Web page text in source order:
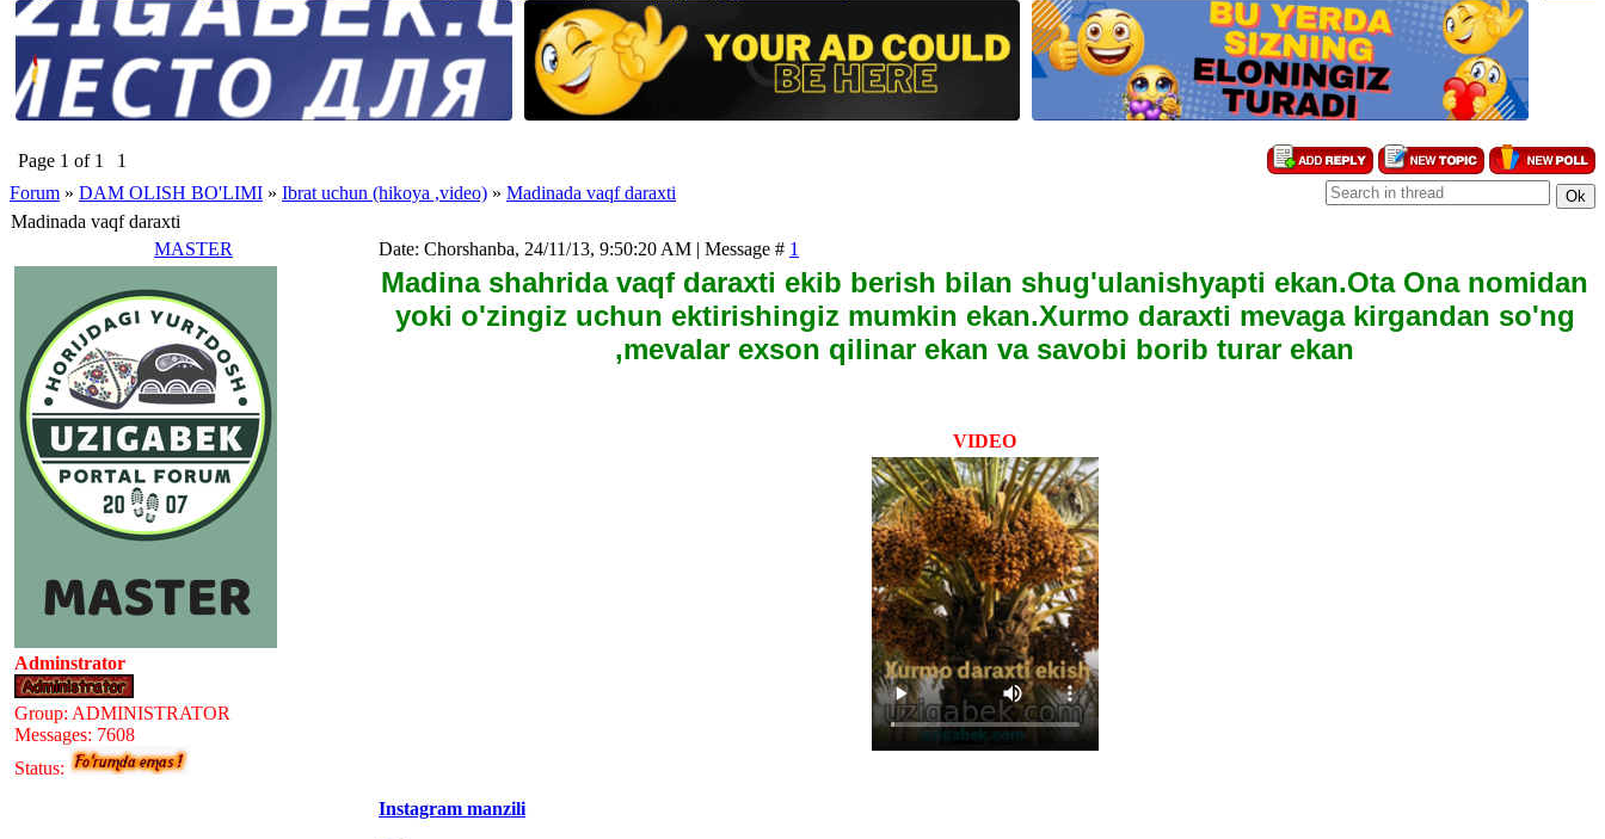
Page 1 of 1
1
Forum » DAM OLISH BO'LIMI » Ibrat uchun (hikoya ,video) » Madinada vaqf daraxti
Madinada vaqf daraxti
MASTER
Date: Chorshanba, 24/11/13, 9:50:20 AM | Message # 1
Adminstrator
Group: ADMINISTRATOR
Messages: 7608
Status:
Madina shahrida vaqf daraxti ekib berish bilan shug'ulanishyapti ekan.Ota Ona nomidan
yoki o'zingiz uchun ektirishingiz mumkin ekan.Xurmo daraxti mevaga kirgandan so'ng
,mevalar exson qilinar ekan va savobi borib turar ekan
VIDEO
Instagram manzili